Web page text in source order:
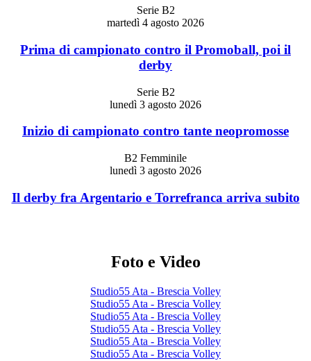
Serie B2
martedì 4 agosto 2026
Prima di campionato contro il Promoball, poi il
derby
Serie B2
lunedì 3 agosto 2026
Inizio di campionato contro tante neopromosse
B2 Femminile
lunedì 3 agosto 2026
Il derby fra Argentario e Torrefranca arriva subito
Foto e Video
Studio55 Ata - Brescia Volley
Studio55 Ata - Brescia Volley
Studio55 Ata - Brescia Volley
Studio55 Ata - Brescia Volley
Studio55 Ata - Brescia Volley
Studio55 Ata - Brescia Volley